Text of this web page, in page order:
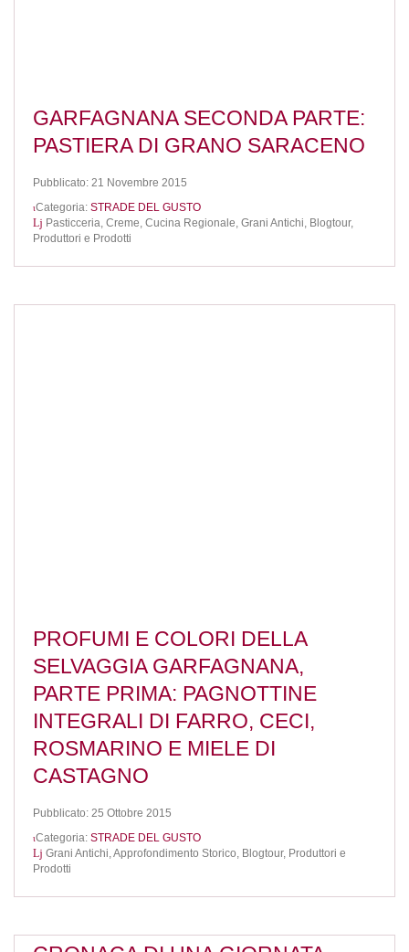
GARFAGNANA SECONDA PARTE:
PASTIERA DI GRANO SARACENO
Pubblicato: 21 Novembre 2015
Categoria: STRADE DEL GUSTO
Pasticceria, Creme, Cucina Regionale, Grani Antichi, Blogtour,
Produttori e Prodotti
PROFUMI E COLORI DELLA
SELVAGGIA GARFAGNANA,
PARTE PRIMA: PAGNOTTINE
INTEGRALI DI FARRO, CECI,
ROSMARINO E MIELE DI
CASTAGNO
Pubblicato: 25 Ottobre 2015
Categoria: STRADE DEL GUSTO
Grani Antichi,Approfondimento Storico, Blogtour, Produttori e
Prodotti